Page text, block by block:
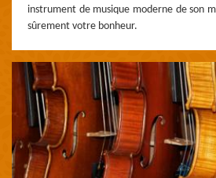
instrument de musique moderne de son
sûrement votre bonheur.